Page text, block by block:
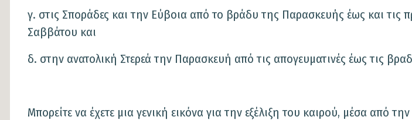
γ. στις Σποράδες και την Εύβοια από το βράδυ της Παρασκευής έως και τις
Σαββάτου και
δ. στην ανατολική Στερεά την Παρασκευή από τις απογευματινές έως τις
Μπορείτε να έχετε μια γενική εικόνα για την εξέλιξη του καιρού, μέσα από